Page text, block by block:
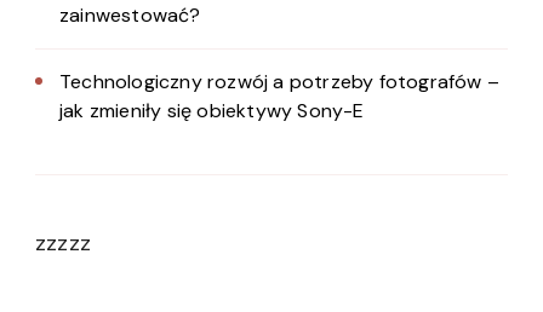
zainwestować?
Technologiczny rozwój a potrzeby fotografów –
jak zmieniły się obiektywy Sony-E
zzzzz